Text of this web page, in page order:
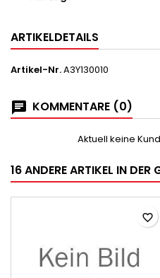
ARTIKELDETAILS
Artikel-Nr.A3Y130010
KOMMENTARE (0)
Aktuell keine
16 ANDERE ARTIKEL IN DER
favorite_border